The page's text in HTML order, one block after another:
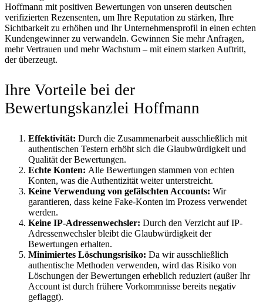
Hoffmann mit positiven Bewertungen von unseren deutschen
verifizierten Rezensenten, um Ihre Reputation zu stärken, Ihre
Sichtbarkeit zu erhöhen und Ihr Unternehmensprofil in einen echten
Kundengewinner zu verwandeln. Gewinnen Sie mehr Anfragen,
mehr Vertrauen und mehr Wachstum – mit einem starken Auftritt,
der überzeugt.
Ihre Vorteile bei der
Bewertungskanzlei Hoffmann
Effektivität: Durch die Zusammenarbeit ausschließlich mit
authentischen Testern erhöht sich die Glaubwürdigkeit und
Qualität der Bewertungen.
Echte Konten: Alle Bewertungen stammen von echten
Konten, was die Authentizität weiter unterstreicht.
Keine Verwendung von gefälschten Accounts: Wir
garantieren, dass keine Fake-Konten im Prozess verwendet
werden.
Keine IP-Adressenwechsler: Durch den Verzicht auf IP-
Adressenwechsler bleibt die Glaubwürdigkeit der
Bewertungen erhalten.
Minimiertes Löschungsrisiko: Da wir ausschließlich
authentische Methoden verwenden, wird das Risiko von
Löschungen der Bewertungen erheblich reduziert (außer Ihr
Account ist durch frühere Vorkommnisse bereits negativ
geflaggt).